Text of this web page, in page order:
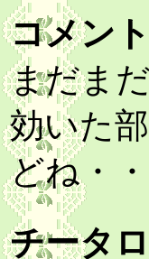
コメン
まだま
効いた
どね・
チータ